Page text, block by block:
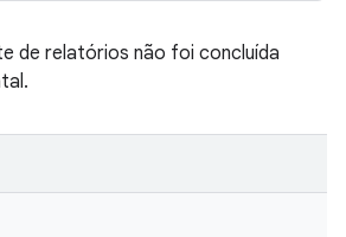
de relatórios não foi concluída